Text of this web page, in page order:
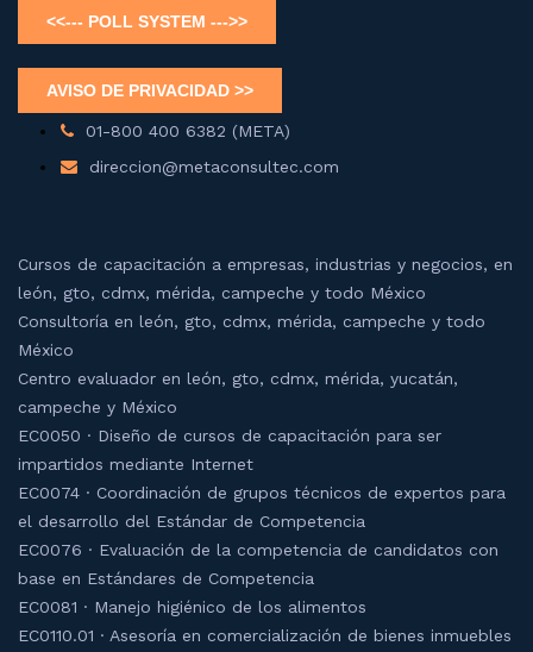
01-800 400 6382 (META)
direccion@metaconsultec.com
Cursos de capacitación a empresas, industrias y negocios, en
león, gto, cdmx, mérida, campeche y todo México
Consultoría en león, gto, cdmx, mérida, campeche y todo
México
Centro evaluador en león, gto, cdmx, mérida, yucatán,
campeche y México
EC0050 · Diseño de cursos de capacitación para ser
impartidos mediante Internet
EC0074 · Coordinación de grupos técnicos de expertos para
el desarrollo del Estándar de Competencia
EC0076 · Evaluación de la competencia de candidatos con
base en Estándares de Competencia
EC0081 · Manejo higiénico de los alimentos
EC0110.01 · Asesoría en comercialización de bienes inmuebles